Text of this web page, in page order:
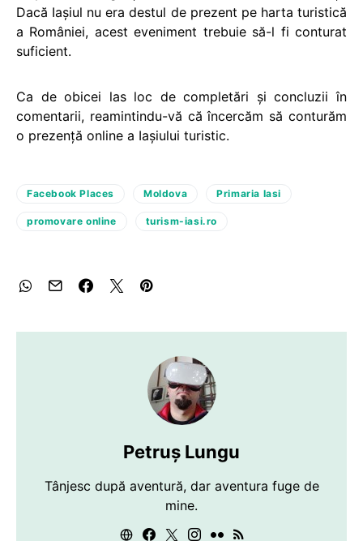
Dacă Iașiul nu era destul de prezent pe harta turistică
a României, acest eveniment trebuie să-l fi conturat
suficient.
Ca de obicei las loc de completări și concluzii în
comentarii, reamintindu-vă că încercăm să conturăm
o prezență online a Iașiului turistic.
Facebook Places Moldova Primaria Iasi
promovare online turism-iasi.ro
Petruș Lungu
Tânjesc după aventură, dar aventura fuge de
mine.